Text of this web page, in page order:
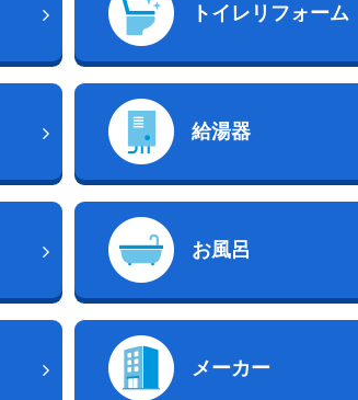
トイレリフォーム
給湯器
お風呂
メーカー